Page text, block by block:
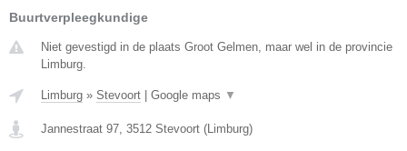
Buurtverpleegkundige
Niet gevestigd in de plaats Groot Gelmen, maar wel in de provincie
Limburg.
Limburg » Stevoort Google maps ▼
Jannestraat 97, 3512 Stevoort (Limburg)